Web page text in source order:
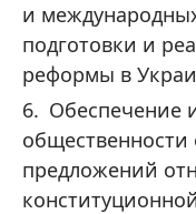
и
подготовки и
реформы в
Обеспечение
общественности
предложений